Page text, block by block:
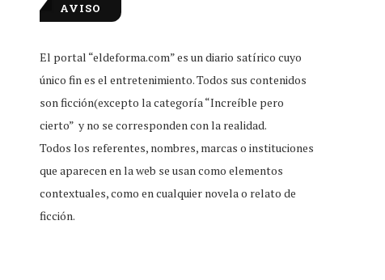
AVISO
El portal “eldeforma.com” es un diario satírico cuyo
único fin es el entretenimiento. Todos sus contenidos
son ficción(excepto la categoría “Increíble pero
cierto” y no se corresponden con la realidad.
Todos los referentes, nombres, marcas o instituciones
que aparecen en la web se usan como elementos
contextuales, como en cualquier novela o relato de
ficción.